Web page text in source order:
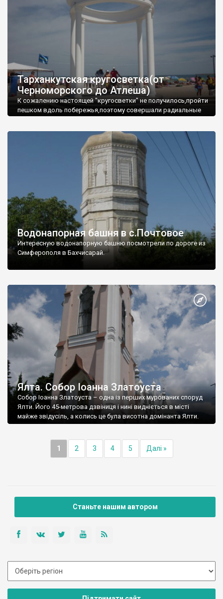
Тарханкутская кругосветка(от
Черноморского до Атлеша)
К сожалению настоящей "кругосветки" не получилось,пройти
пешком вдоль побережья,поэтому совершали радиальные
Водонапорная башня в с.Почтовое
Интересную водонапорную башню посмотрели по дороге из
Симферополя в Бахчисарай.
Ялта. Собор Іоанна Златоуста
Собор Іоанна Златоуста – одна із перших мурованих споруд
Ялти. Його 45-метрова дзвіниця і нині видніється в місті
майже звідусіль, а колись це була висотна домінанта Ялти.
1 2 3 4 5 Далі »
Станьте нашим автором